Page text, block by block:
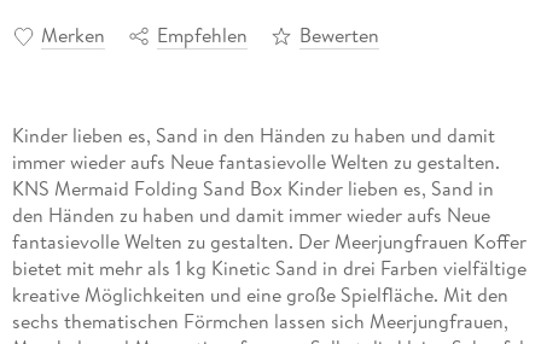
Merken Empfehlen Bewerten
Kinder lieben es, Sand in den Händen zu haben und damit
immer wieder aufs Neue fantasievolle Welten zu gestalten.
KNS Mermaid Folding Sand Box Kinder lieben es, Sand in
den Händen zu haben und damit immer wieder aufs Neue
fantasievolle Welten zu gestalten. Der Meerjungfrauen Koffer
bietet mit mehr als 1 kg Kinetic Sand in drei Farben vielfältige
kreative Möglichkeiten und eine große Spielfläche. Mit den
sechs thematischen Förmchen lassen sich Meerjungfrauen,